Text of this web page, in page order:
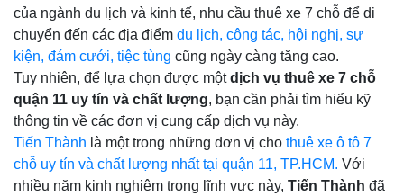
của ngành du lịch và kinh tế, nhu cầu thuê xe 7 chỗ để di
chuyển đến các địa điểm du lịch, công tác, hội nghị, sự
kiện, đám cưới, tiệc tùng cũng ngày càng tăng cao.
Tuy nhiên, để lựa chọn được mộtdịch vụ thuê xe 7 chỗ
quận 11 uy tín và chất lượng, bạn cần phải tìm hiểu kỹ
thông tin về các đơn vị cung cấp dịch vụ này.
Tiến Thành là một trong những đơn vị cho thuê xe ô tô 7
chỗ uy tín và chất lượng nhất tại quận 11, TP.HCM. Với
nhiều năm kinh nghiệm trong lĩnh vực này, Tiến Thành đã